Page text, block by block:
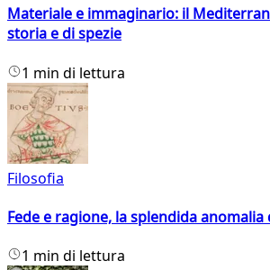
Materiale e immaginario: il
storia e di spezie
1 min di lettura
Filosofia
Fede e ragione, la splendida anomalia
1 min di lettura